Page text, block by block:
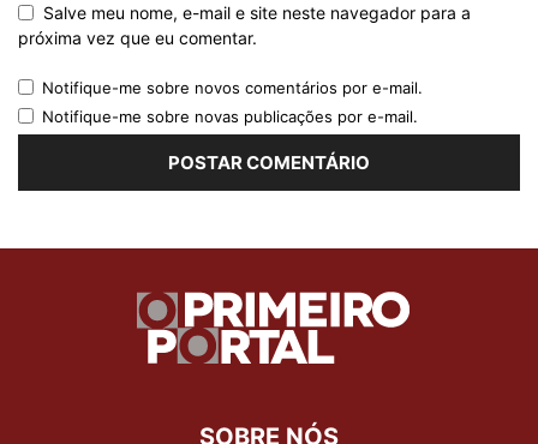
Salve meu nome, e-mail e site neste navegador para a
próxima vez que eu comentar.
Notifique-me sobre novos comentários por e-mail.
Notifique-me sobre novas publicações por e-mail.
SOBRE NÓS